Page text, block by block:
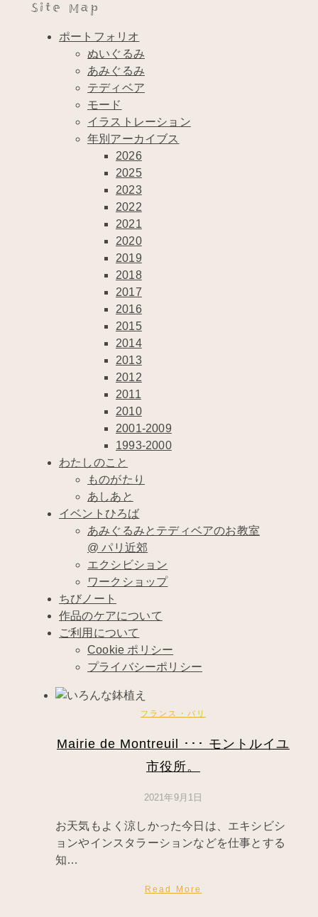
Site Map
ポートフォリオ
ぬいぐるみ
あみぐるみ
テディベア
モード
イラストレーション
年別アーカイブス
2026
2025
2023
2022
2021
2020
2019
2018
2017
2016
2015
2014
2013
2012
2011
2010
2001-2009
1993-2000
わたしのこと
ものがたり
あしあと
イベントひろば
あみぐるみとテディベアのお教室
@ パリ近郊
エクシビション
ワークショップ
ちびノート
作品のケアについて
ご利用について
Cookie ポリシー
プライバシーポリシー
フランス・パリ
Mairie de Montreuil ･･･ モントルイユ
市役所。
2021年9月1日
お天気もよく涼しかった今日は、エキシビシ
ョンやインスタラーションなどを仕事とする
知…
Read More